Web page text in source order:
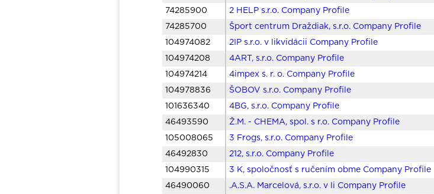
74285900
2 HELP s.r.o. Company Profile
74285700
Šport centrum Draždiak, s.r.o. Company Profile
104974082
2IP s.r.o. v likvidácii Company Profile
104974208
4ART, s.r.o. Company Profile
104974214
4impex s. r. o. Company Profile
104978836
ŠOBOV s.r.o. Company Profile
101636340
4BG, s.r.o. Company Profile
46493590
Ž.M. - CHEMA, spol. s r.o. Company Profile
105008065
3 Frogs, s.r.o. Company Profile
46492830
212, s.r.o. Company Profile
104990315
3 K, spoločnosť s ručením obme Company Profile
46490060
.A.S.A. Marcelová, s.r.o. v li Company Profile